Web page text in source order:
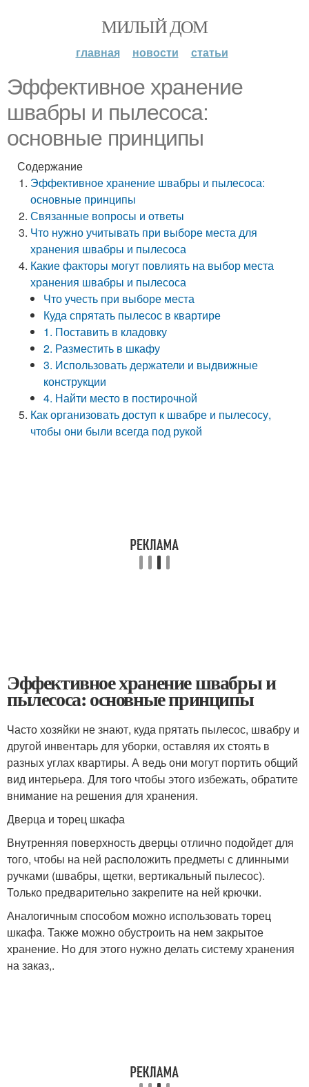
МИЛЫЙ ДОМ
главная новости статьи
Эффективное хранение
швабры и пылесоса:
основные принципы
Содержание
Эффективное хранение швабры и пылесоса:
основные принципы
Связанные вопросы и ответы
Что нужно учитывать при выборе места для
хранения швабры и пылесоса
Какие факторы могут повлиять на выбор места
хранения швабры и пылесоса
Что учесть при выборе места
Куда спрятать пылесос в квартире
1. Поставить в кладовку
2. Разместить в шкафу
3. Использовать держатели и выдвижные
конструкции
4. Найти место в постирочной
Как организовать доступ к швабре и пылесосу,
чтобы они были всегда под рукой
Эффективное хранение швабры и
пылесоса: основные принципы
Часто хозяйки не знают, куда прятать пылесос, швабру и
другой инвентарь для уборки, оставляя их стоять в
разных углах квартиры. А ведь они могут портить общий
вид интерьера. Для того чтобы этого избежать, обратите
внимание на решения для хранения.
Дверца и торец шкафа
Внутренняя поверхность дверцы отлично подойдет для
того, чтобы на ней расположить предметы с длинными
ручками (швабры, щетки, вертикальный пылесос).
Только предварительно закрепите на ней крючки.
Аналогичным способом можно использовать торец
шкафа. Также можно обустроить на нем закрытое
хранение. Но для этого нужно делать систему хранения
на заказ,.